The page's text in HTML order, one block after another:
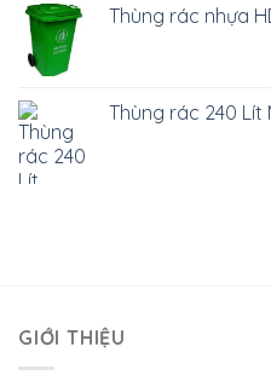
Thùng rác nhựa
Thùng rác 240 Lít
GIỚI THIỆU